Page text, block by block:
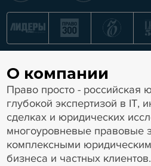
О компании
Право просто - российская
глубокой экспертизой в IT,
сделках и юридических
многоуровневые правовые
комплексными
бизнеса и частных клиентов.